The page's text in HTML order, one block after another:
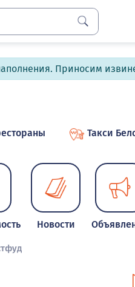
Приносим
Такси
Новости